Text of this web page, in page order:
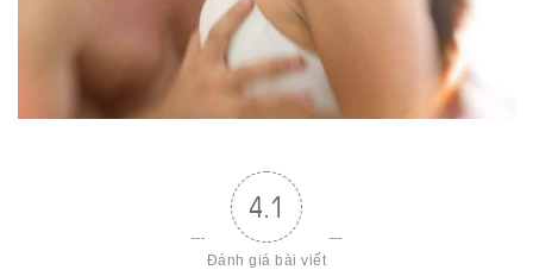
4.1
Đánh giá bài viết